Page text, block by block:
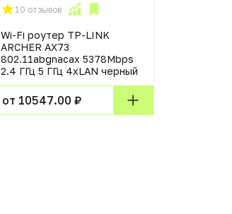
10 отзывов
Wi-Fi роутер TP-LINK
ARCHER AX73
802.11abgnacax 5378Mbps
2.4 ГГц 5 ГГц 4xLAN черный
от 10547.00 ₽